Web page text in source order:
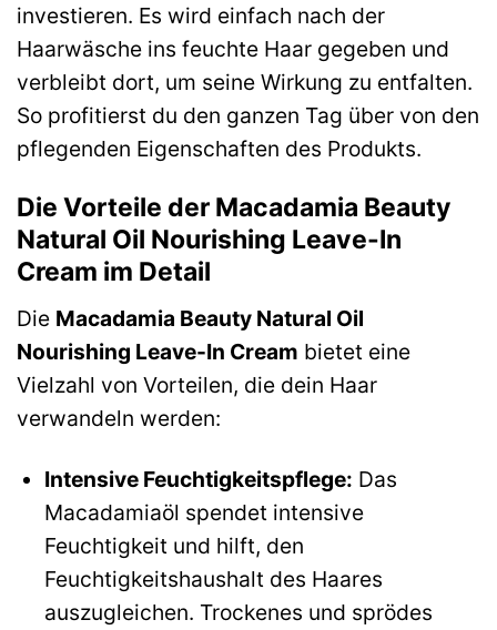
investieren. Es wird einfach nach der
Haarwäsche ins feuchte Haar gegeben und
verbleibt dort, um seine Wirkung zu entfalten.
So profitierst du den ganzen Tag über von den
pflegenden Eigenschaften des Produkts.
Die Vorteile der Macadamia Beauty
Natural Oil Nourishing Leave-In
Cream im Detail
Die Macadamia Beauty Natural Oil
Nourishing Leave-In Cream bietet eine
Vielzahl von Vorteilen, die dein Haar
verwandeln werden:
Intensive Feuchtigkeitspflege: Das
Macadamiaöl spendet intensive
Feuchtigkeit und hilft, den
Feuchtigkeitshaushalt des Haares
auszugleichen. Trockenes und sprödes